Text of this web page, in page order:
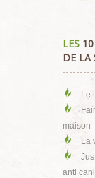
LES
DE LA
Le
maison
La
anti